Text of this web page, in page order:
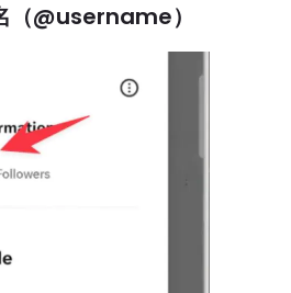
@username）